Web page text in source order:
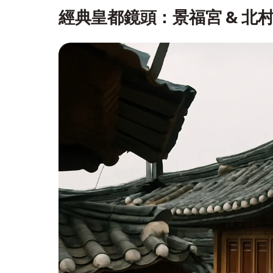
經典皇都鏡頭：景福宮 & 北